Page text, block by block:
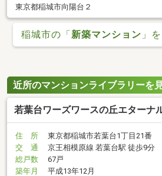
東京都稲城市向陽台２
稲城市の「新築マンション 」
近所のマンションライブラリーを
若葉台ワーズワースの丘エターナ
住 所
東京都稲城市若葉台1丁目21番
交 通
京王相模原線 若葉台駅 徒歩9分
総戸数
67戸
築年月
平成13年12月